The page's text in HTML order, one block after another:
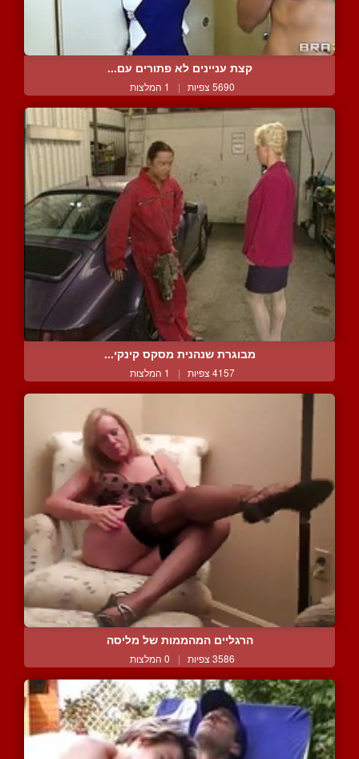
קצת עניינים לא פתורים עם...
5690 צפיות | 1 המלצות
מבוגרת שנהנית מסקס קינקי...
4157 צפיות | 1 המלצות
הרגליים המהממות של מליסה
3586 צפיות | 0 המלצות